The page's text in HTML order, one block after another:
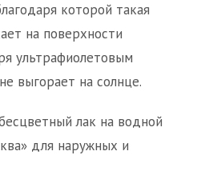
которой такая
на поверхности
ультрафиолетовым
выгорает на солнце.
лак на водной
для наружных и